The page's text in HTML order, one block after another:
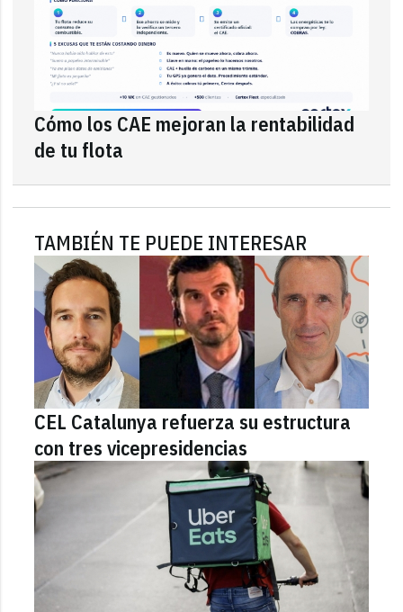
Cómo los CAE mejoran la rentabilidad
de tu flota
TAMBIÉN TE PUEDE INTERESAR
CEL Catalunya refuerza su estructura
con tres vicepresidencias